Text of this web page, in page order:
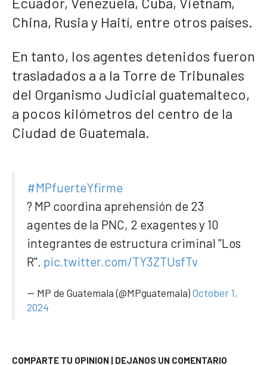
China, Rusia y Haití, entre otros países.
En tanto, los agentes detenidos fueron
trasladados a a la Torre de Tribunales
del Organismo Judicial guatemalteco,
a pocos kilómetros del centro de la
Ciudad de Guatemala.
#MPfuerteYfirme
? MP coordina aprehensión de 23
agentes de la PNC, 2 exagentes y 10
integrantes de estructura criminal "Los
R". pic.twitter.com/TY3ZTUsfTv
— MP de Guatemala (@MPguatemala)October 1,
2024
COMPARTE TU OPINION | DEJANOS UN COMENTARIO